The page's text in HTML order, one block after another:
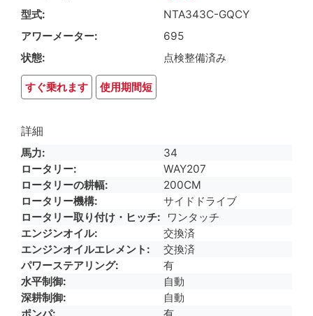
型式
NTA343C-GQCY
アワーメーター
695
状態
点検整備済み
すぐ乗れます 使用期間短
詳細
馬力
34
ロータリー
WAY207
ロータリーの耕幅
200CM
ロータリー機構
サイドドライブ
ロータリー取り付け・ヒッチ
ワンタッチ
エンジンオイル
交換済
エンジンオイルエレメント
交換済
パワーステアリング
有
水平制御
自動
深耕制御
自動